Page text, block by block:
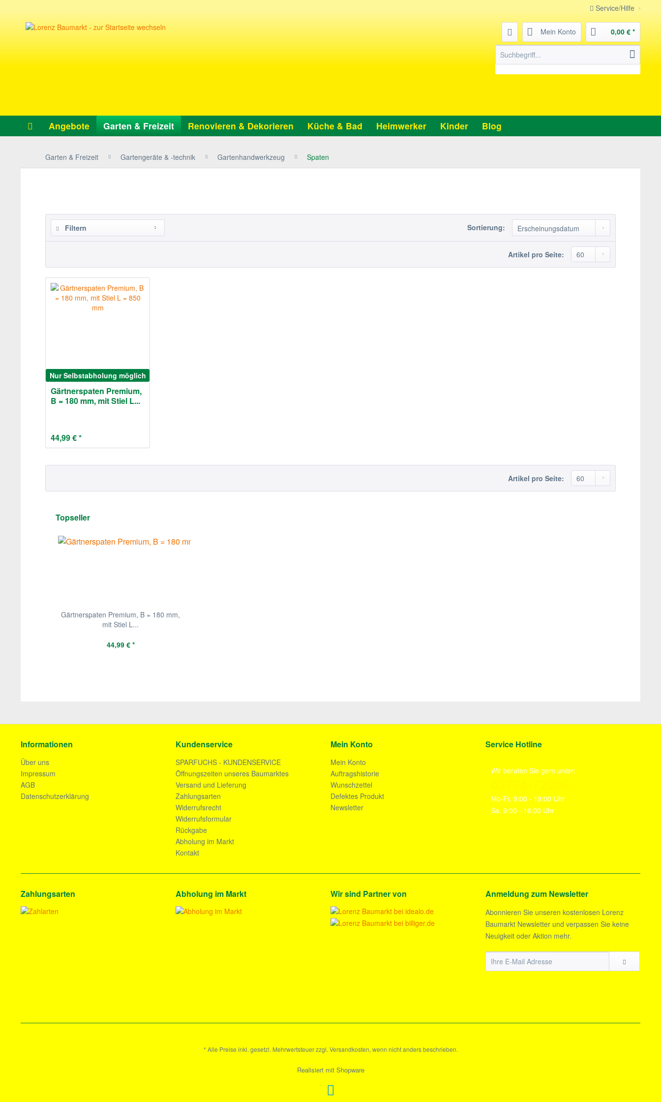
Service/Hilfe
Mein Konto 0,00 € *
Angebote Garten & Freizeit Renovieren & Dekorieren Küche & Bad Heimwerker Kinder Blog
Garten & Freizeit Gartengeräte & -technik Gartenhandwerkzeug Spaten
Filtern Sortierung:
Artikel pro Seite:
Gärtnerspaten Premium,
B = 180 mm, mit Stiel L...
Nur Selbstabholung möglich
44,99 € *
Artikel pro Seite:
Topseller
Gärtnerspaten Premium, B = 180 mm,
mit Stiel L...
44,99 € *
Informationen
Über uns
Impressum
AGB
Datenschutzerklärung
Kundenservice
SPARFUCHS - KUNDENSERVICE
Öffnungszeiten unseres Baumarktes
Versand und Lieferung
Zahlungsarten
Widerrufsrecht
Widerrufsformular
Rückgabe
Abholung im Markt
Kontakt
Mein Konto
Mein Konto
Auftragshistorie
Wunschzettel
Defektes Produkt
Newsletter
Service Hotline
Wir beraten Sie gern unter:
Mo-Fr, 9:00 - 19:00 Uhr
Sa. 9:00 - 16:00 Uhr
Zahlungsarten Abholung im Markt Wir sind Partner von Anmeldung zum Newsletter
Abonnieren Sie unseren kostenlosen Lorenz
Baumarkt Newsletter und verpassen Sie keine
Neuigkeit oder Aktion mehr.
* Alle Preise inkl. gesetzl. Mehrwertsteuer zzgl. Versandkosten, wenn nicht anders beschrieben.
Realisiert mit Shopware